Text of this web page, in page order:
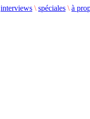
interviews \ spéciales \ à